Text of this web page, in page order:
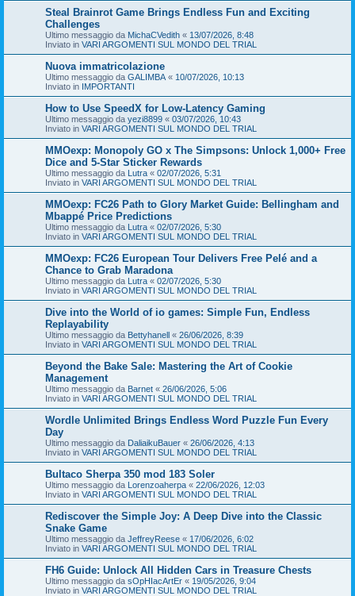
Steal Brainrot Game Brings Endless Fun and Exciting
Challenges
Ultimo messaggio da MichaCVedith « 13/07/2026, 8:48
Inviato in VARI ARGOMENTI SUL MONDO DEL TRIAL
Nuova immatricolazione
Ultimo messaggio da GALIMBA « 10/07/2026, 10:13
Inviato in IMPORTANTI
How to Use SpeedX for Low-Latency Gaming
Ultimo messaggio da yezi8899 « 03/07/2026, 10:43
Inviato in VARI ARGOMENTI SUL MONDO DEL TRIAL
MMOexp: Monopoly GO x The Simpsons: Unlock 1,000+ Free
Dice and 5-Star Sticker Rewards
Ultimo messaggio da Lutra « 02/07/2026, 5:31
Inviato in VARI ARGOMENTI SUL MONDO DEL TRIAL
MMOexp: FC26 Path to Glory Market Guide: Bellingham and
Mbappé Price Predictions
Ultimo messaggio da Lutra « 02/07/2026, 5:30
Inviato in VARI ARGOMENTI SUL MONDO DEL TRIAL
MMOexp: FC26 European Tour Delivers Free Pelé and a
Chance to Grab Maradona
Ultimo messaggio da Lutra « 02/07/2026, 5:30
Inviato in VARI ARGOMENTI SUL MONDO DEL TRIAL
Dive into the World of io games: Simple Fun, Endless
Replayability
Ultimo messaggio da Bettyhanell « 26/06/2026, 8:39
Inviato in VARI ARGOMENTI SUL MONDO DEL TRIAL
Beyond the Bake Sale: Mastering the Art of Cookie
Management
Ultimo messaggio da Barnet « 26/06/2026, 5:06
Inviato in VARI ARGOMENTI SUL MONDO DEL TRIAL
Wordle Unlimited Brings Endless Word Puzzle Fun Every
Day
Ultimo messaggio da DaliaikuBauer « 26/06/2026, 4:13
Inviato in VARI ARGOMENTI SUL MONDO DEL TRIAL
Bultaco Sherpa 350 mod 183 Soler
Ultimo messaggio da Lorenzoaherpa « 22/06/2026, 12:03
Inviato in VARI ARGOMENTI SUL MONDO DEL TRIAL
Rediscover the Simple Joy: A Deep Dive into the Classic
Snake Game
Ultimo messaggio da JeffreyReese « 17/06/2026, 6:02
Inviato in VARI ARGOMENTI SUL MONDO DEL TRIAL
FH6 Guide: Unlock All Hidden Cars in Treasure Chests
Ultimo messaggio da sOpHIacArtEr « 19/05/2026, 9:04
Inviato in VARI ARGOMENTI SUL MONDO DEL TRIAL